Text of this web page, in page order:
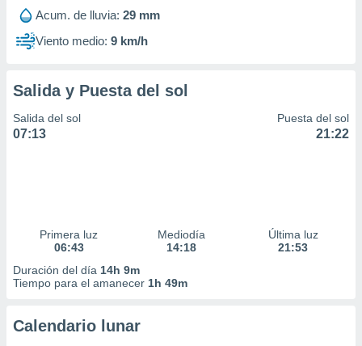
Acum. de lluvia: 29 mm
Viento medio: 9 km/h
Salida y Puesta del sol
Salida del sol
07:13
Puesta del sol
21:22
Primera luz
06:43
Mediodía
14:18
Última luz
21:53
Duración del día 14h 9m
Tiempo para el amanecer 1h 49m
Calendario lunar